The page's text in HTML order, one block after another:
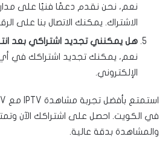
نعم، نحن نقدم دعمًا فنيًا على
الاشتراك. يمكنك الاتصال بنا على
هل يمكنني تجديد اشتراكي بعد
نعم، يمكنك تجديد اشتراكك في
الإلكتروني.
في الكويت. احصل على اشتراكك الآن
والمشاهدة بدقة عالية.